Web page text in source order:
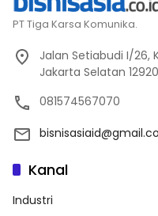
PT Tiga Karsa Komunika.
Jalan Setiabudi I/26,
Jakarta Selatan 12920
081574567070
Kanal
Industri